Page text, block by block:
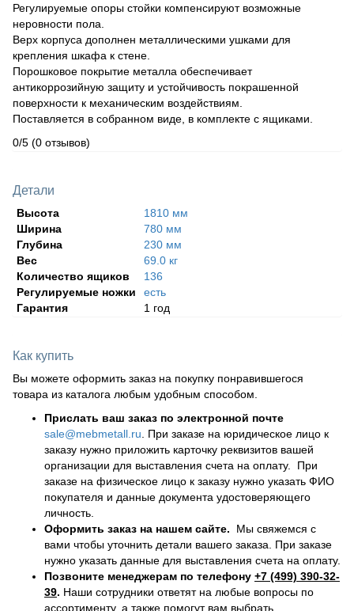
Регулируемые опоры стойки компенсируют возможные
неровности пола.
Верх корпуса дополнен металлическими ушками для
крепления шкафа к стене.
Порошковое покрытие металла обеспечивает
антикоррозийную защиту и устойчивость покрашенной
поверхности к механическим воздействиям.
Поставляется в собранном виде, в комплекте с ящиками.
0/5 (0 отзывов)
Детали
Высота
1810 мм
Ширина
780 мм
Глубина
230 мм
Вес
69.0 кг
Количество ящиков
136
Регулируемые ножки
есть
Гарантия
1 год
Как купить
Вы можете оформить заказ на покупку понравившегося
товара из каталога любым удобным способом.
Прислать ваш заказ по электронной почте
sale@mebmetall.ru . При заказе на юридическое лицо к
заказу нужно приложить карточку реквизитов вашей
организации для выставления счета на оплату. При
заказе на физическое лицо к заказу нужно указать ФИО
покупателя и данные документа удостоверяющего
личность.
Оформить заказ на нашем сайте. Мы свяжемся с
вами чтобы уточнить детали вашего заказа. При заказе
нужно указать данные для выставления счета на оплату.
Позвоните менеджерам по телефону +7 (499) 390-32-
39. Наши сотрудники ответят на любые вопросы по
ассортименту, а также помогут вам выбрать